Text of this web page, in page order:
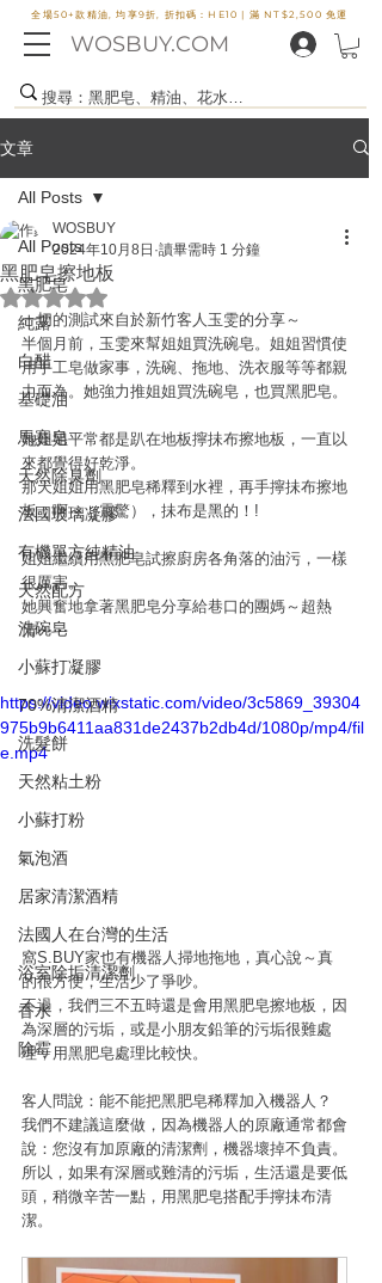
WOSBUY.COM
全場50+款精油, 均享9折, 折扣碼：HE10 | 滿 NT$2,500 免運
文章
All Posts
黑肥皂
純露
白醋
基礎油
馬賽皂
天然除臭劑
法國玻璃凝膠
有機單方純精油
天然配方
洗碗皂
小蘇打凝膠
70%清潔酒精
洗髮餅
天然粘土粉
小蘇打粉
氣泡酒
居家清潔酒精
法國人在台灣的生活
浴室除垢清潔劑
香水
除霉
All Posts
黑肥皂擦地板
WOSBUY
2024年10月8日 讀畢需時 1 分鐘
評等為 NaN（最高為 5 顆星）。
一切的測試來自於新竹客人玉雯的分享～
半個月前，玉雯來幫姐姐買洗碗皂。姐姐習慣使
用手工皂做家事，洗碗、拖地、洗衣服等等都親
力而為。她強力推姐姐買洗碗皂，也買黑肥皂。
她姐姐平常都是趴在地板擰抺布擦地板，一直以
來都覺得好乾淨。
那天姐姐用黑肥皂稀釋到水裡，再手擰抺布擦地
板，啊～（震驚），抺布是黑的！!
姐姐繼續用黑肥皂試擦廚房各角落的油污，一樣
很厲害。
她興奮地拿著黑肥皂分享給巷口的團媽～超熱
情⋯⋯
https://video.wixstatic.com/video/3c5869_39304
975b9b6411aa831de2437b2db4d/1080p/mp4/fil
e.mp4
窩S.BUY家也有機器人掃地拖地，真心說～真
的很方便，生活少了爭吵。
不過，我們三不五時還是會用黑肥皂擦地板，因
為深層的污垢，或是小朋友鉛筆的污垢很難處
理，用黑肥皂處理比較快。
客人問說：能不能把黑肥皂稀釋加入機器人？
我們不建議這麼做，因為機器人的原廠通常都會
說：您沒有加原廠的清潔劑，機器壞掉不負責。
所以，如果有深層或難清的污垢，生活還是要低
頭，稍微辛苦一點，用黑肥皂搭配手擰抺布清
潔。